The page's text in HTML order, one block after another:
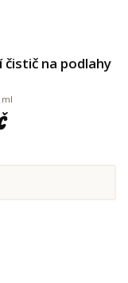
čistič na podlahy